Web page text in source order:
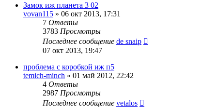
Замок иж планета 3 02
vovan115 » 06 окт 2013, 17:31
7 Ответы
3783 Просмотры
Последнее сообщение de snaip
07 окт 2013, 19:47
проблема с коробкой иж п5
temich-minch » 01 май 2012, 22:42
4 Ответы
2987 Просмотры
Последнее сообщение vetalos